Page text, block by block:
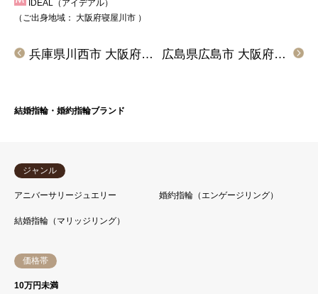
IDEAL（アイデアル）
（ご出身地域： 大阪府寝屋川市 ）
広島県広島市 大阪府枚方市 IDEALPlusfortの結婚指輪をご成約頂きました
兵庫県川西市 大阪府吹田市 RosettE/SPの結婚指輪をご成約いただきました
結婚指輪・婚約指輪ブランド
ジャンル
アニバーサリージュエリー 婚約指輪（エンゲージリング）
結婚指輪（マリッジリング）
価格帯
10万円未満